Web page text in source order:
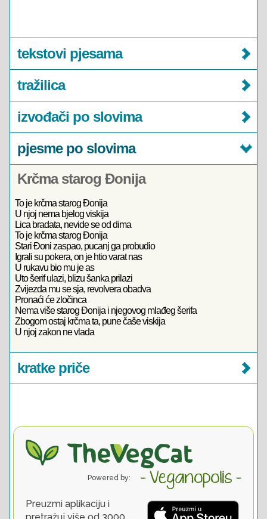
tekstovi pjesama
tražilica
izvođači po slovima
pjesme po slovima
Krčma starog Đonija
To je krčma starog Đonija
U njoj nema bjelog viskija
Lica bradata, nevide se od dima
To je krčma starog Đonija
Stari Đoni zaspao, pucanj ga probudio
Igrali su pokera, on je htio varat nas
U rukavu bio mu je as
Uto šerif ulazi, blizu šanka prilazi
Zvijezda mu se sja, revolvera obadva
Pronaći će zločinca
Nema više starog Đonija i njegovog mlađeg šerifa
Zbogom ostaj krčma ta, pune čaše viskija
U njoj zakon ne vlada
kratke priče